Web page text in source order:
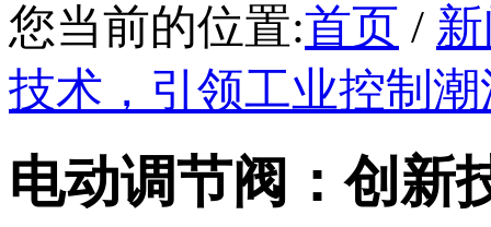
您当前的位置:首页 /
技术，引领工业控制潮
电动调节阀：创新